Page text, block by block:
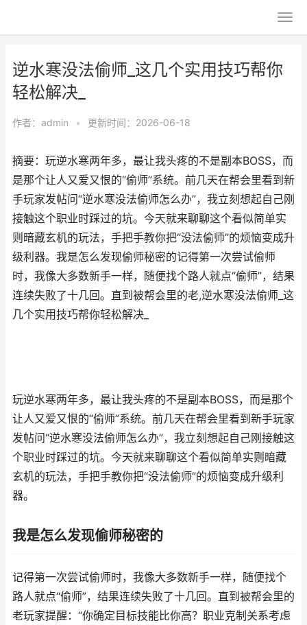
逆水寒没法偷师_这几个实用技巧帮你
轻松解决_
作者： admin • 更新时间：2026-06-18
摘要：玩逆水寒两年多，最让我头疼的不是副本BOSS，而
是那个让人又爱又恨的“偷师”系统。前几天在帮会里看到新
手玩家发帖问“逆水寒没法偷师怎么办”，我立刻想起自己刚
接触这个职业时踩过的坑。今天就来聊聊这个看似简单实
则暗藏玄机的玩法，手把手教你把“没法偷师”的烦恼变成升
级利器。我是怎么发现偷师秘密的记得第一次尝试偷师
时，我像大多数新手一样，随便找个路人就点“偷师”，结果
连续失败了十几回。直到被帮会里的老,逆水寒没法偷师_这
几个实用技巧帮你轻松解决_
玩逆水寒两年多，最让我头疼的不是副本BOSS，而是那个
让人又爱又恨的“偷师”系统。前几天在帮会里看到新手玩家
发帖问“逆水寒没法偷师怎么办”，我立刻想起自己刚接触这
个职业时踩过的坑。今天就来聊聊这个看似简单实则暗藏
玄机的玩法，手把手教你把“没法偷师”的烦恼变成升级利
器。
我是怎么发现偷师秘密的
记得第一次尝试偷师时，我像大多数新手一样，随便找个
路人就点“偷师”，结果连续失败了十几回。直到被帮会里的
老玩家提醒：“你确定目标技能比你高？职业克制关系考虑